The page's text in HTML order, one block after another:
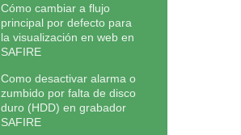
Cómo cambiar a flujo
principal por defecto para
la visualización en web en
SAFIRE
Como desactivar alarma o
zumbido por falta de disco
duro (HDD) en grabador
SAFIRE